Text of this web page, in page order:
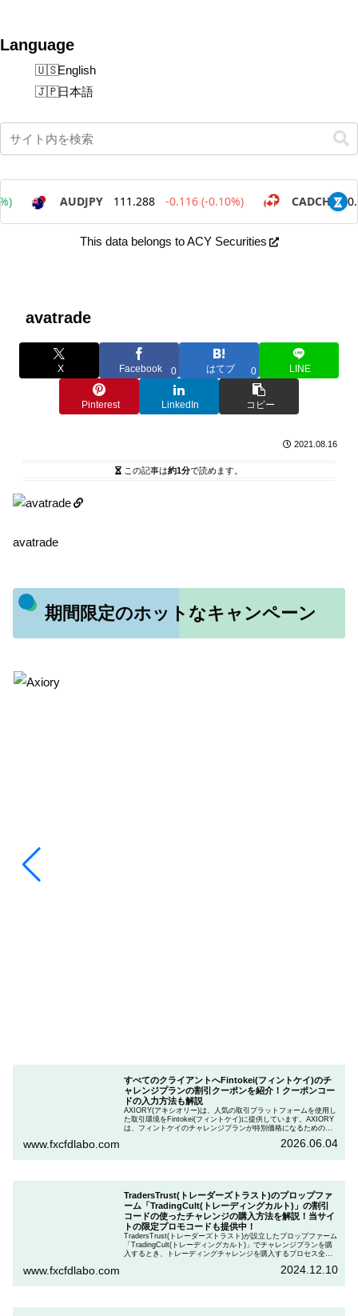
Language
English
日本語
This data belongs to ACY Securities
avatrade
X Facebook 0 はてブ 0 LINE
Pinterest LinkedIn コピー
2021.08.16
この記事は約1分で読めます。
avatrade
期間限定のホットなキャンペーン
すべてのクライアントへFintokei(フィントケイ)のチ
ャレンジプランの割引クーポンを紹介！クーポンコー
ドの入力方法も解説
AXIORY(アキシオリー)は、人気の取引プラットフォームを使用し
た取引環境をFintokei(フィントケイ)に提供しています。AXIORY
は、フィントケイのチャレンジプランが特別価格になるためのク
ランを申し込むときのクーポンコードを入力して割引にする方法
www.fxcfdlabo.com 2026.06.04
TradersTrust(トレーダーズトラスト)のプロップファ
ーム「TradingCult(トレーディングカルト)」の割引
コードの使ったチャレンジの購入方法を解説！当サイ
トの限定プロモコードも提供中！
TradersTrust(トレーダーズトラスト)が設立したプロップファーム
「TradingCult(トレーディングカルト)」でチャレンジプランを購
入するとき、トレーディングチャレンジを購入するプロセス全体
ます。さらに、TradingCultがほぼ定期的に実施している割引コー
www.fxcfdlabo.com 2024.12.10